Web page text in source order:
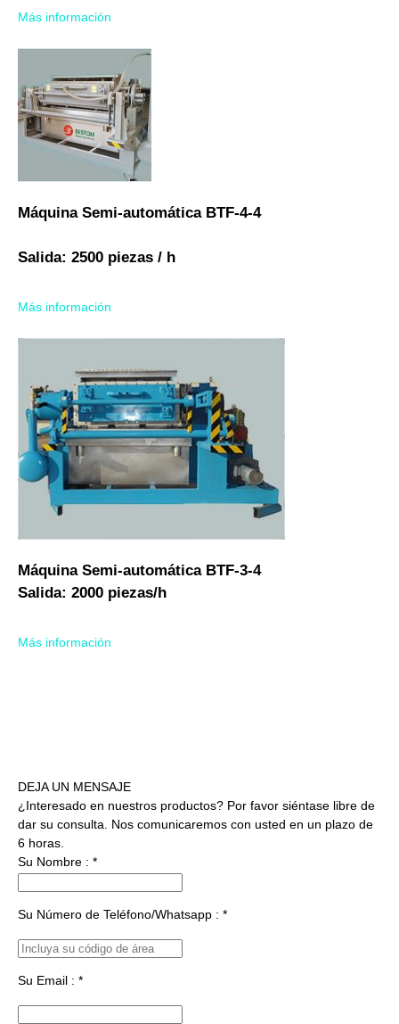
Más información
Máquina Semi-automática BTF-4-4
Salida: 2500 piezas / h
Más información
Máquina Semi-automática BTF-3-4
Salida: 2000 piezas/h
Más información
DEJA UN MENSAJE
¿Interesado en nuestros productos? Por favor siéntase libre de
dar su consulta. Nos comunicaremos con usted en un plazo de
6 horas.
Su Nombre : *
Su Número de Teléfono/Whatsapp : *
Su Email : *